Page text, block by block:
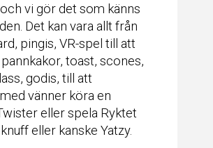
vi gör det som känns
Det kan vara allt från
pingis, VR-spel till att
toast, scones,
godis, till att
vänner köra en
eller spela Ryktet
eller kanske Yatzy.